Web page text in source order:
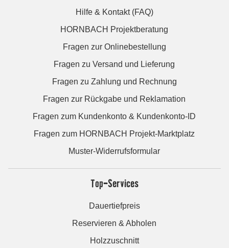
Hilfe & Kontakt (FAQ)
HORNBACH Projektberatung
Fragen zur Onlinebestellung
Fragen zu Versand und Lieferung
Fragen zu Zahlung und Rechnung
Fragen zur Rückgabe und Reklamation
Fragen zum Kundenkonto & Kundenkonto-ID
Fragen zum HORNBACH Projekt-Marktplatz
Muster-Widerrufsformular
Top-Services
Dauertiefpreis
Reservieren & Abholen
Holzzuschnitt